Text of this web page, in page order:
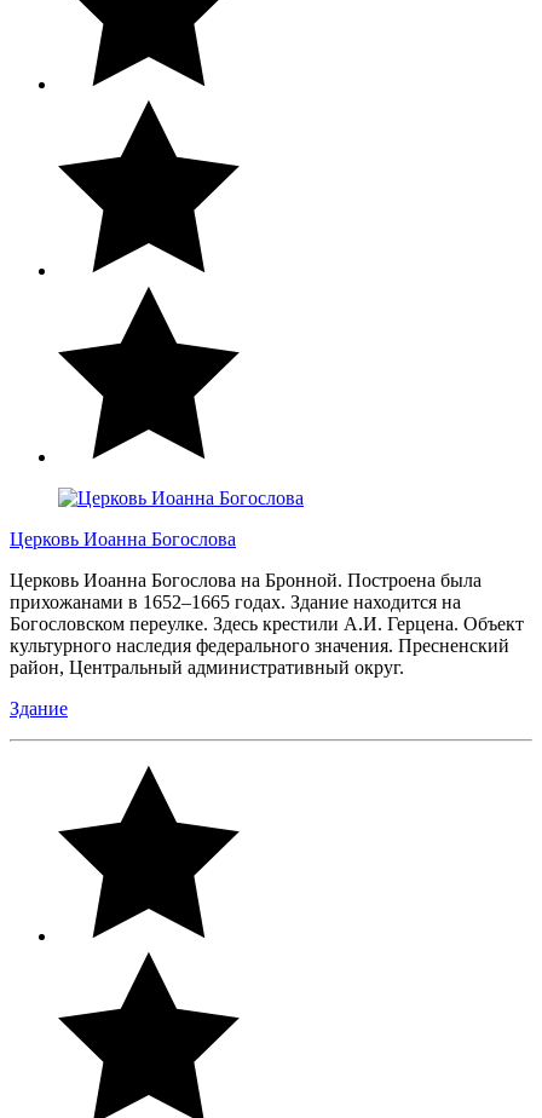
Церковь Иоанна Богослова
Церковь Иоанна Богослова на Бронной. Построена была
прихожанами в 1652–1665 годах. Здание находится на
Богословском переулке. Здесь крестили А.И. Герцена. Объект
культурного наследия федерального значения. Пресненский
район, Центральный административный округ.
Здание